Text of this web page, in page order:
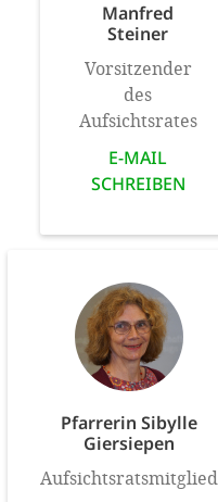
Manfred
Steiner
Vorsitzender
des
Aufsichtsrates
E-MAIL
SCHREIBEN
Pfarrerin Sibylle
Giersiepen
Aufsichtsratsmitglied